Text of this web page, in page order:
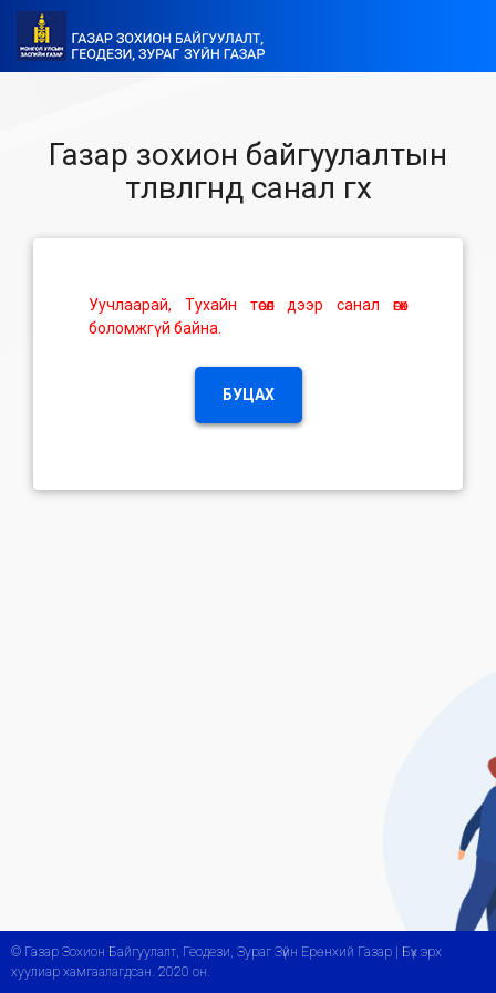
Газар зохион байгуулалтын
төлөвлөгөөнд санал өгөх
Уучлаарай, Тухайн төсөл дээр санал өгөх
боломжгүй байна.
БУЦАХ
© Газар Зохион Байгуулалт, Геодези, Зураг Зүйн Ерөнхий Газар | Бүх эрх
хуулиар хамгаалагдсан. 2020 он.